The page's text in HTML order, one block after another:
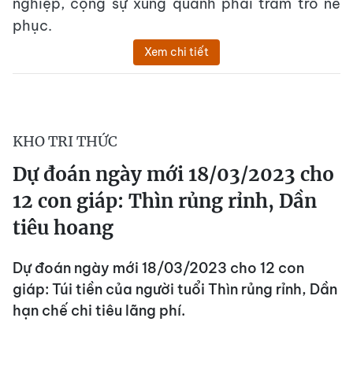
phục.
Xem chi tiết
KHO TRI THỨC
Dự đoán ngày mới 18/03/2023 cho
12 con giáp: Thìn rủng rỉnh, Dần
tiêu hoang
Dự đoán ngày mới 18/03/2023 cho 12 con
giáp: Túi tiền của người tuổi Thìn rủng rỉnh, Dần
hạn chế chi tiêu lãng phí.